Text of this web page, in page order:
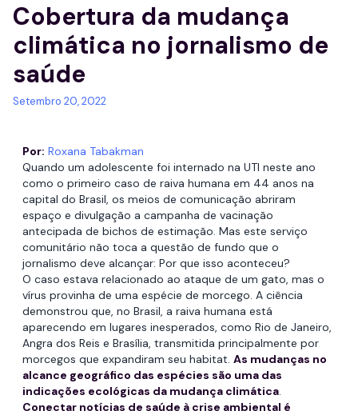
Cobertura da mudança
climática no jornalismo de
saúde
Setembro 20, 2022
Por: Roxana Tabakman
Quando um adolescente foi internado na UTI neste ano
como o primeiro caso de raiva humana em 44 anos na
capital do Brasil, os meios de comunicação abriram
espaço e divulgação a campanha de vacinação
antecipada de bichos de estimação. Mas este serviço
comunitário não toca a questão de fundo que o
jornalismo deve alcançar: Por que isso aconteceu?
O caso estava relacionado ao ataque de um gato, mas o
vírus provinha de uma espécie de morcego. A ciência
demonstrou que, no Brasil, a raiva humana está
aparecendo em lugares inesperados, como Rio de Janeiro,
Angra dos Reis e Brasília, transmitida principalmente por
morcegos que expandiram seu habitat. As mudanças no
alcance geográfico das espécies são uma das
indicações ecológicas da mudança climática.
Conectar notícias de saúde à crise ambiental é